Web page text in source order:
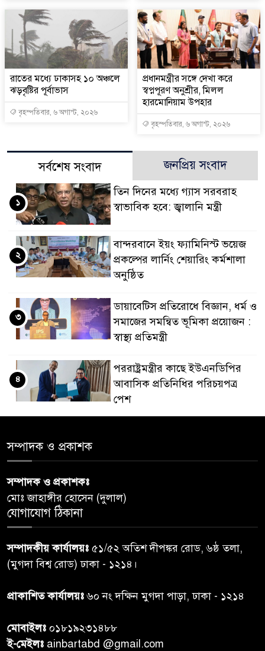
রাতের মধ্যে ঢাকাসহ ১০ অঞ্চলে
ঝড়বৃষ্টির পূর্বাভাস
বৃহস্পতিবার, ৬ অগাস্ট, ২০২৬
প্রধানমন্ত্রীর সঙ্গে দেখা করে
স্বপ্নপূরণ অনুশ্রীর, মিলল
হারমোনিয়াম উপহার
বৃহস্পতিবার, ৬ অগাস্ট, ২০২৬
সর্বশেষ সংবাদ জনপ্রিয় সংবাদ
তিন দিনের মধ্যে গ্যাস সরবরাহ
স্বাভাবিক হবে: জ্বালানি মন্ত্রী
১
বান্দরবানে ইয়ং ফ্যামিনিস্ট ভয়েজ
প্রকল্পের লার্নিং শেয়ারিং কর্মশালা
অনুষ্ঠিত
২
ডায়াবেটিস প্রতিরোধে বিজ্ঞান, ধর্ম ও
সমাজের সমন্বিত ভূমিকা প্রয়োজন :
স্বাস্থ্য প্রতিমন্ত্রী
৩
পররাষ্ট্রমন্ত্রীর কা‌ছে ইউএনডিপির
আবাসিক প্রতিনিধির পরিচয়পত্র
পেশ
৪
৫
ঝড়বৃষ্টির পূর্বাভাস
৬
অনুশ্রীর, মিলল হারমোনিয়াম
উপহার
৭
২০ আগস্ট রাষ্ট্রপতি নির্বাচন,
সম্পাদক ও প্রকাশক
সম্পাদক ও প্রকাশকঃ
মোঃ জাহাঙ্গীর হোসেন (দুলাল)
যোগাযোগ ঠিকানা
সম্পাদকীয় কার্যালয়ঃ ৫১/৫২ অতিশ দীপঙ্কর রোড, ৬ষ্ঠ তলা,
(মুগদা বিশ্ব রোড) ঢাকা - ১২১৪।
প্রাকাশিত কার্যালয়ঃ৬০ নং দক্ষিন মুগদা পাড়া, ঢাকা - ১২১৪
মোবাইলঃ ০১৮১৯২৩১৪৮৮
ই-মেইলঃ ainbartabd @gmail.com